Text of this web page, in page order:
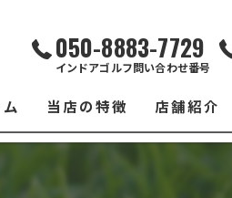
050-8883-7729
インドアゴルフ問い合わせ番号
当店の特徴 店舗紹介